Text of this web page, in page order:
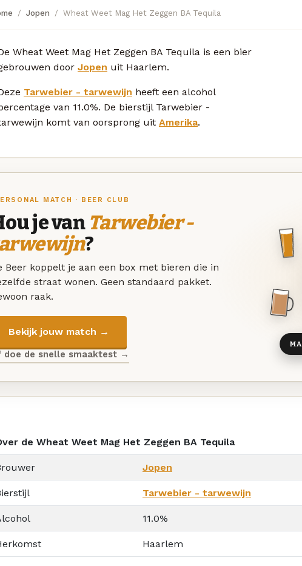
Jopen Wheat Weet Mag Het Zeggen BA Tequila
Wheat Weet Mag Het Zeggen BA Tequila is een bier
door Jopen uit Haarlem.
Tarwebier - tarwewijn heeft een alcohol
van 11.0%. De bierstijl Tarwebier -
komt van oorsprong uit Amerika.
MATCH · BEER CLUB
je van Tarwebier -
?
Beer koppelt je aan een box met bieren die in
straat wonen. Geen standaard pakket.
raak.
Bekijk jouw match →
doe de snelle smaaktest →
de Wheat Weet Mag Het Zeggen BA Tequila
Jopen
Tarwebier - tarwewijn
11.0%
Haarlem